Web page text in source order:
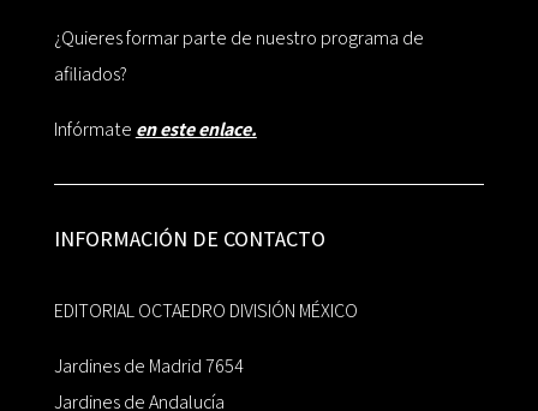
¿Quieres formar parte de nuestro programa de
afiliados?
Infórmate en este enlace.
INFORMACIÓN DE CONTACTO
EDITORIAL OCTAEDRO DIVISIÓN MÉXICO
Jardines de Madrid 7654
Jardines de Andalucía